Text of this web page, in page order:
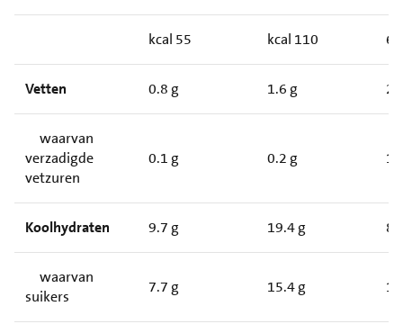
kcal 55 kcal 110
Vetten 0.8 g 1.6 g
waarvan
verzadigde
vetzuren
0.1 g 0.2 g
Koolhydraten 9.7 g 19.4 g
waarvan
suikers
7.7 g 15.4 g